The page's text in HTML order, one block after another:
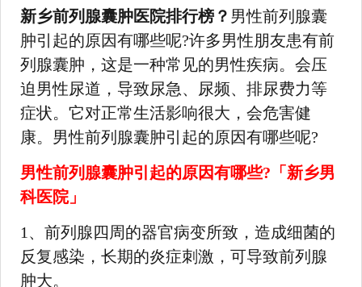
新乡前列腺囊肿医院排行榜？ 男性前列腺囊
肿引起的原因有哪些呢?许多男性朋友患有前
列腺囊肿，这是一种常见的男性疾病。会压
迫男性尿道，导致尿急、尿频、排尿费力等
症状。它对正常生活影响很大，会危害健
康。男性前列腺囊肿引起的原因有哪些呢?
男性前列腺囊肿引起的原因有哪些?「新乡男
科医院」
1、前列腺四周的器官病变所致，造成细菌的
反复感染，长期的炎症刺激，可导致前列腺
肿大。